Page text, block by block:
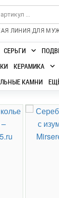
ЛИНИЯ |ДЛЯ
СЕРЬГИ
КЕРАМИКА
КАМНИ